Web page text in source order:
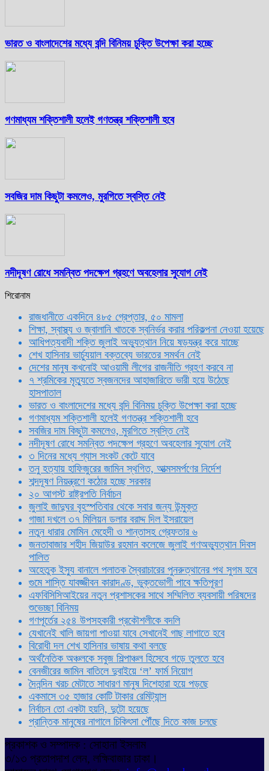
ভারত ও বাংলাদেশের মধ্যে বন্দি বিনিময় চুক্তি উপেক্ষা করা হচ্ছে
গণমাধ্যম শক্তিশালী হলেই গণতন্ত্র শক্তিশালী হবে
সবজির দাম কিছুটা কমলেও, মুরগিতে স্বস্তি নেই
নদীদূষণ রোধে সমন্বিত পদক্ষেপ গ্রহণে অবহেলার সুযোগ নেই
শিরোনাম
রাজধানীতে একদিনে ৪৮৫ গ্রেপ্তার, ৫০ মামলা
শিক্ষা, স্বাস্থ্য ও জ্বালানি খাতকে স্বনির্ভর করার পরিকল্পনা নেওয়া হয়েছে
আধিপত্যবাদী শক্তি জুলাই অভ্যুত্থান নিয়ে ষড়যন্ত্র করে যাচ্ছে
শেখ হাসিনার ভার্চ্যুয়াল বক্তব্যে ভারতের সমর্থন নেই
দেশের মানুষ কখনোই আওয়ামী লীগের রাজনীতি গ্রহণ করবে না
৭ শ্রমিকের মৃত্যুতে স্বজনদের আহাজারিতে ভারী হয়ে উঠেছে
হাসপাতাল
ভারত ও বাংলাদেশের মধ্যে বন্দি বিনিময় চুক্তি উপেক্ষা করা হচ্ছে
গণমাধ্যম শক্তিশালী হলেই গণতন্ত্র শক্তিশালী হবে
সবজির দাম কিছুটা কমলেও, মুরগিতে স্বস্তি নেই
নদীদূষণ রোধে সমন্বিত পদক্ষেপ গ্রহণে অবহেলার সুযোগ নেই
৩ দিনের মধ্যে গ্যাস সংকট কেটে যাবে
তনু হত্যায় হাফিজুরের জামিন স্থগিত, আত্মসমর্পণের নির্দেশ
শব্দদূষণ নিয়ন্ত্রণে কঠোর হচ্ছে সরকার
২০ আগস্ট রাষ্ট্রপতি নির্বাচন
জুলাই জাদুঘর বৃহস্পতিবার থেকে সবার জন্য উন্মুক্ত
গাজা দখলে ৩৭ মিলিয়ন ডলার বরাদ্দ দিল ইসরায়েল
নতুন ধারার মোমিন মেহেদী ও শান্তাসহ গ্রেফতার ৬
জনতাবাজার শহীদ জিয়াউর রহমান কলেজে জুলাই গণঅভ্যুত্থান দিবস
পালিত
অহেতুক ইস্যু বানালে পলাতক স্বৈরাচারের পুনরুত্থানের পথ সুগম হবে
গুমে শাস্তি যাবজ্জীবন কারাদণ্ড, ভুক্তভোগী পাবে ক্ষতিপূরণ
এফবিসিসিআইয়ের নতুন প্রশাসকের সাথে সম্মিলিত ব্যবসায়ী পরিষদের
শুভেচ্ছা বিনিময়
গণপূর্তের ২৫৪ উপসহকারী প্রকৌশলীকে বদলি
যেখানেই খালি জায়গা পাওয়া যাবে সেখানেই গাছ লাগাতে হবে
বিরোধী দল শেখ হাসিনার ভাষায় কথা বলছে
অর্থনৈতিক অঞ্চলকে সবুজ শিল্পাঞ্চল হিসেবে গড়ে তুলতে হবে
বেনজীরের জামিন বাতিলে দুবাইয়ে ‌‘ল’ ফার্ম নিয়োগ
দৈনন্দিন খরচ মেটাতে সাধারণ মানুষ দিশেহারা হয়ে পড়ছে
একমাসে ৩৫ হাজার কোটি টাকার রেমিট্যান্স
নির্বাচন তো একটা হয়নি, দুটো হয়েছে
প্রান্তিক মানুষের নাগালে চিকিৎসা পৌঁছে দিতে কাজ চলছে
প্রকাশক ও সম্পাদক : সোহানা ইসলাম
৩/১৩ প্রতাপদাশ লেন, লক্ষিবাজার ঢাকা।